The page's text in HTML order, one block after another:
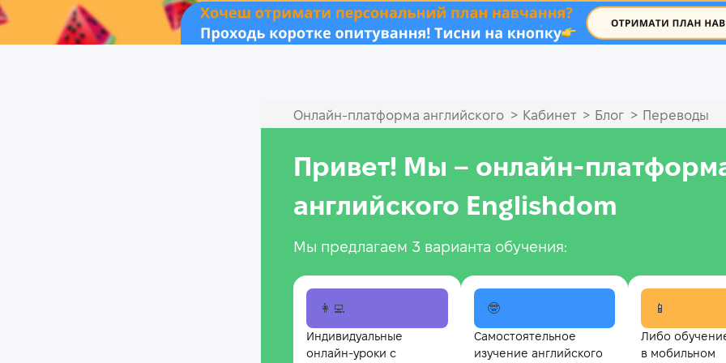
.
Онлайн‑платформа английского > Кабинет > Блог > Переводы
Привет! Мы –
английского Englishdom
Мы предлагаем 3 варианта обучения:
👩‍💻
Индивидуальные
онлайн-уроки с
🤓
Самостоятельное
изучение английского
📱
Либо
в мобильном